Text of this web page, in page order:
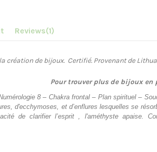
Reviews(1)
création de bijoux. Certifié. Provenant de
Pour trouver plus de bijoux en
8 – Chakra frontal – Plan spirituel –
d'ecchymoses, et d’enflures lesquelles se
de clarifier l’esprit , l'améthyste apaise.